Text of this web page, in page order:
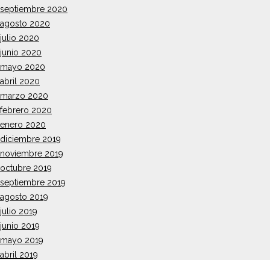
septiembre 2020
agosto 2020
julio 2020
junio 2020
mayo 2020
abril 2020
marzo 2020
febrero 2020
enero 2020
diciembre 2019
noviembre 2019
octubre 2019
septiembre 2019
agosto 2019
julio 2019
junio 2019
mayo 2019
abril 2019